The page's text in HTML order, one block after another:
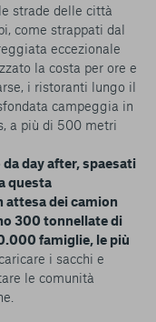
strade delle città
come strappati dal
eccezionale
la costa per ore e
i ristoranti lungo il
campeggia in
a più di 500 metri
day after, spaesati
questa
attesa dei camion
300 tonnellate di
famiglie, le più
i sacchi e
le comunità